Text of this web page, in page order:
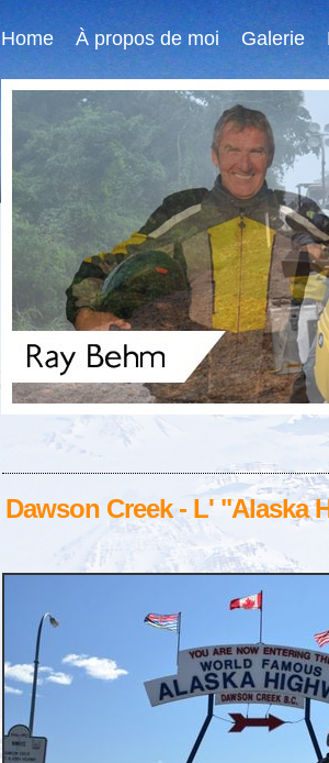
Home À propos de moi Galerie
Dawson Creek - L' "Alaska